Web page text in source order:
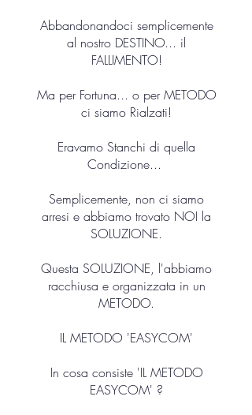
Abbandonandoci semplicemente
al nostro DESTINO... il
FALLIMENTO!
Ma per Fortuna... o per METODO
ci siamo Rialzati!
Eravamo Stanchi di quella
Condizione...
Semplicemente, non ci siamo
arresi e abbiamo trovato NOI la
SOLUZIONE.
Questa SOLUZIONE, l'abbiamo
racchiusa e organizzata in un
METODO.
IL METODO 'EASYCOM'
In cosa consiste 'IL METODO
EASYCOM' ?